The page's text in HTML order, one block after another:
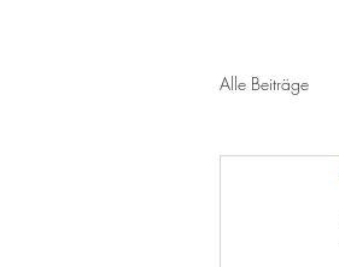
Alle Beiträge